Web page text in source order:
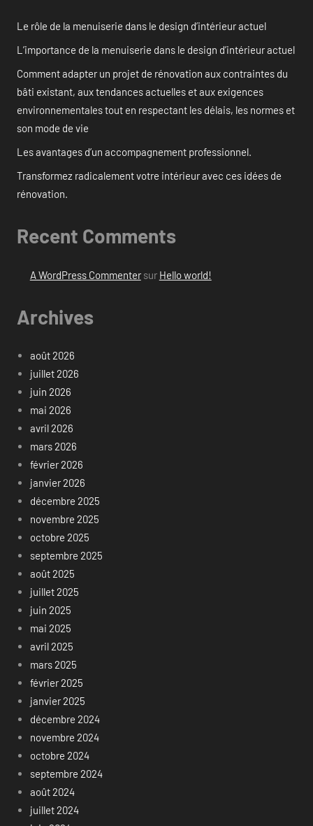
Le rôle de la menuiserie dans le design d’intérieur actuel
L’importance de la menuiserie dans le design d’intérieur actuel
Comment adapter un projet de rénovation aux contraintes du
bâti existant, aux tendances actuelles et aux exigences
environnementales tout en respectant les délais, les normes et
son mode de vie
Les avantages d’un accompagnement professionnel.
Transformez radicalement votre intérieur avec ces idées de
rénovation.
Recent Comments
A WordPress Commentersur Hello world!
Archives
août 2026
juillet 2026
juin 2026
mai 2026
avril 2026
mars 2026
février 2026
janvier 2026
décembre 2025
novembre 2025
octobre 2025
septembre 2025
août 2025
juillet 2025
juin 2025
mai 2025
avril 2025
mars 2025
février 2025
janvier 2025
décembre 2024
novembre 2024
octobre 2024
septembre 2024
août 2024
juillet 2024